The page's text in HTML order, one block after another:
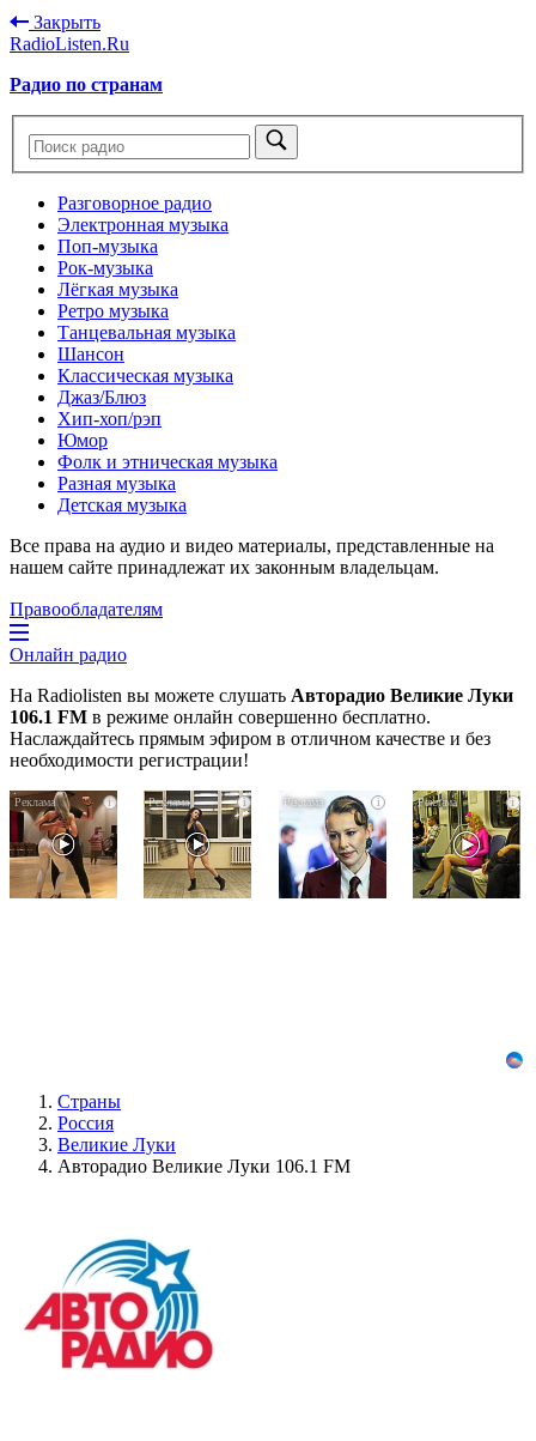
Закрыть
RadioListen.Ru
Радио по странам
Разговорное радио
Электронная музыка
Поп-музыка
Рок-музыка
Лёгкая музыка
Ретро музыка
Танцевальная музыка
Шансон
Классическая музыка
Джаз/Блюз
Хип-хоп/рэп
Юмор
Фолк и этническая музыка
Разная музыка
Детская музыка
Все права на аудио и видео материалы, представленные на
нашем сайте принадлежат их законным владельцам.
Правообладателям
Онлайн радио
На Radiolisten вы можете слушать Авторадио Великие Луки
106.1 FM в режиме онлайн совершенно бесплатно.
Наслаждайтесь прямым эфиром в отличном качестве и без
необходимости регистрации!
i
Ролик
длится
пару
секунд,
но
i
Ролик
Омска:
будете
i
Взломали
Telegram
Собчак
i
Страны
Россия
Великие Луки
Авторадио Великие Луки 106.1 FM